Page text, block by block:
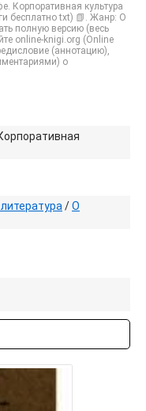
Корпоративная культура
бесплатно txt) 📗. Жанр: О
полную версию (весь
online-knigi.org (Online
(аннотацию),
о
/О